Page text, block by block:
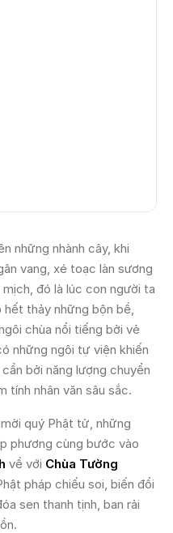
những nhành cây, khi
vang, xé toạc làn sương
đó là lúc con người ta
hết thảy những bộn bề,
chùa nổi tiếng bởi vẻ
những ngôi tự viện khiến
bởi năng lượng chuyển
tính nhân văn sâu sắc.
quý Phật tử, những
phương cùng bước vào
về với Chùa Tường
pháp chiếu soi, biến đổi
sen thanh tịnh, ban rải